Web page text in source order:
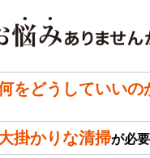
をどうしていいの
掛かりな清掃が必